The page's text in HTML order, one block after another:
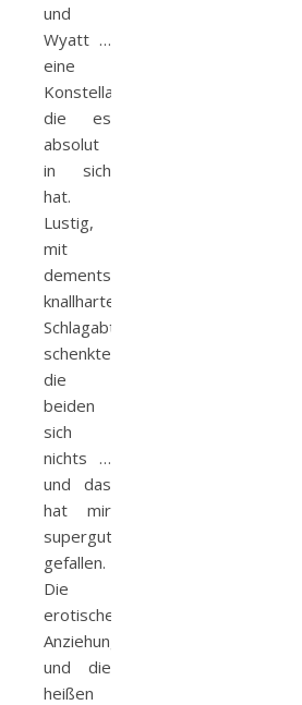
und
Wyatt …
eine
Konstellation,
die es
absolut
in sich
hat.
Lustig,
mit
dementsprechend
knallhartem
Schlagabtausch
schenkten
die
beiden
sich
nichts …
und das
hat mir
supergut
gefallen.
Die
erotische
Anziehung
und die
heißen